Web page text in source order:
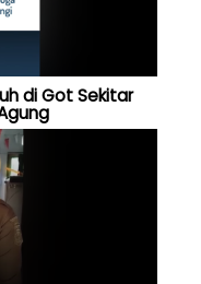
di Got Sekitar